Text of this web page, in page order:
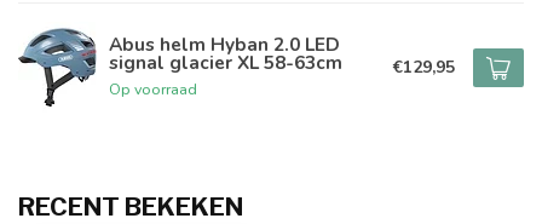
Abus helm Hyban 2.0 LED
signal glacier XL 58-63cm
Op voorraad
€129,95
RECENT BEKEKEN